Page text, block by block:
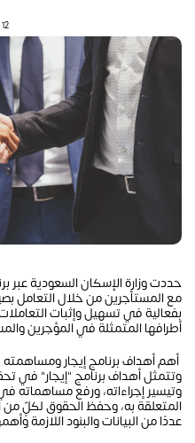
12
حددت وزارة الإسكان السعودية عبر
مع المستأجرين من خلال التعامل
بفعالية في تسهيل وإثبات
أطرافها المتمثلة في المؤجرين
أهم أهداف برنامج إيجار
وتتمثل أهداف برنامج "إيجار" في
وتيسير إجراءاته، ورفع مساهماته
المتعلقة به، وحفظ الحقوق لكلٍّ من
عددًا من البيانات والبنود اللازمة